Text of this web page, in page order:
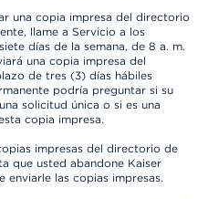
una copia impresa del directorio
llame a Servicio a los
días de la semana, de 8 a. m.
una copia impresa del
de tres (3) días hábiles
podría preguntar si su
solicitud única o si es una
copia impresa.
impresas del directorio de
que usted abandone Kaiser
enviarle las copias impresas.